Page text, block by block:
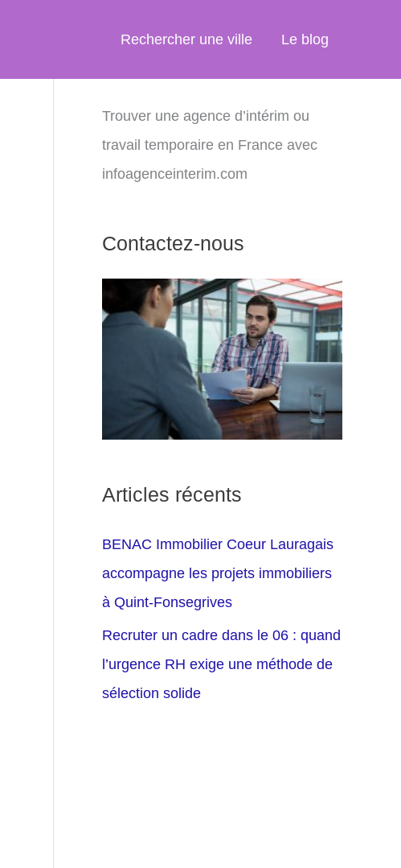
Rechercher une ville Le blog
Trouver une agence d’intérim ou
travail temporaire en France avec
infoagenceinterim.com
Contactez-nous
Articles récents
BENAC Immobilier Coeur Lauragais
accompagne les projets immobiliers
à Quint-Fonsegrives
Recruter un cadre dans le 06 : quand
l’urgence RH exige une méthode de
sélection solide